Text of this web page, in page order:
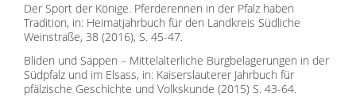
Der Sport der Könige. Pferderennen in der Pfalz haben
Tradition, in: Heimatjahrbuch für den Landkreis Südliche
Weinstraße, 38 (2016), S. 45-47.
Bliden und Sappen – Mittelalterliche Burgbelagerungen in der
Südpfalz und im Elsass, in: Kaiserslauterer Jahrbuch für
pfälzische Geschichte und Volkskunde (2015) S. 43-64.